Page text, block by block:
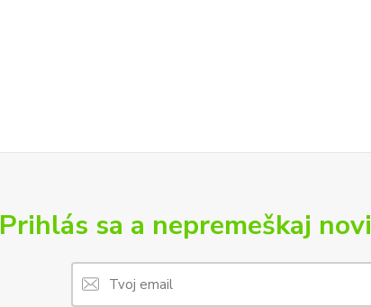
Prihlás sa a nepremeškaj